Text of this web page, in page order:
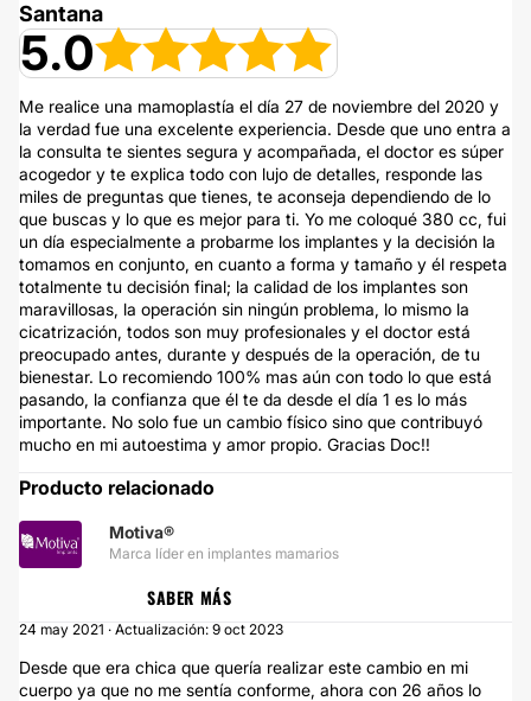
Santana
5.0
Me realice una mamoplastía el día 27 de noviembre del 2020 y
la verdad fue una excelente experiencia. Desde que uno entra a
la consulta te sientes segura y acompañada, el doctor es súper
acogedor y te explica todo con lujo de detalles, responde las
miles de preguntas que tienes, te aconseja dependiendo de lo
que buscas y lo que es mejor para ti. Yo me coloqué 380 cc, fui
un día especialmente a probarme los implantes y la decisión la
tomamos en conjunto, en cuanto a forma y tamaño y él respeta
totalmente tu decisión final; la calidad de los implantes son
maravillosas, la operación sin ningún problema, lo mismo la
cicatrización, todos son muy profesionales y el doctor está
preocupado antes, durante y después de la operación, de tu
bienestar. Lo recomiendo 100% mas aún con todo lo que está
pasando, la confianza que él te da desde el día 1 es lo más
importante. No solo fue un cambio físico sino que contribuyó
mucho en mi autoestima y amor propio. Gracias Doc!!
Producto relacionado
Motiva®
Marca líder en implantes mamarios
SABER MÁS
24 may 2021 · Actualización: 9 oct 2023
Desde que era chica que quería realizar este cambio en mi
cuerpo ya que no me sentía conforme, ahora con 26 años lo